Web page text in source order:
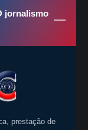
jornalismo
prestação de